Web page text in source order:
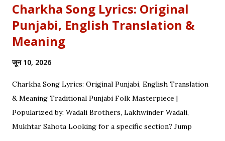
Charkha Song Lyrics: Original
Punjabi, English Translation &
Meaning
जून 10, 2026
Charkha Song Lyrics: Original Punjabi, English Translation
& Meaning Traditional Punjabi Folk Masterpiece |
Popularized by: Wadali Brothers, Lakhwinder Wadali,
Mukhtar Sahota Looking for a specific section? Jump